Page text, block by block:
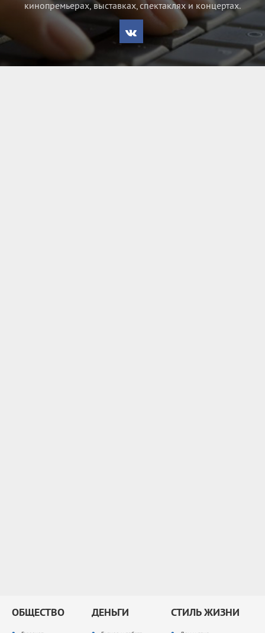
кинопремьерах, выставках, спектаклях и концертах.
ОБЩЕСТВО ДЕНЬГИ СТИЛЬ ЖИЗНИ